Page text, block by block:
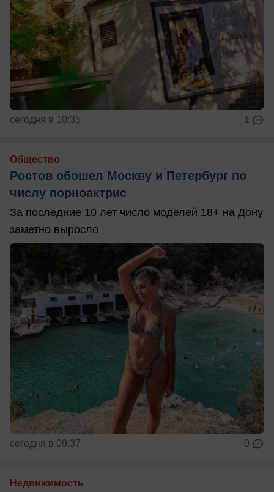
сегодня в 10:35 1
Общество
Ростов обошел Москву и Петербург по
числу порноактрис
За последние 10 лет число моделей 18+ на Дону
заметно выросло
сегодня в 09:37 0
Недвижимость